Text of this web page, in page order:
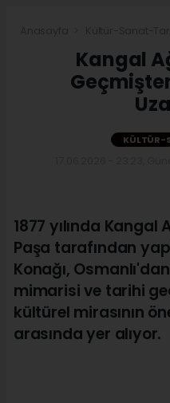
Kangal
KÜLTÜR-
1877 yılında
Paşa tarafından
Konağı,
mimarisi ve tarihi
kültürel mirasının
arasında yer alıyor.